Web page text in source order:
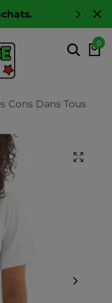
0
Cons Dans Tous